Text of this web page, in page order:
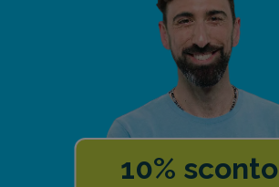
10% sconto